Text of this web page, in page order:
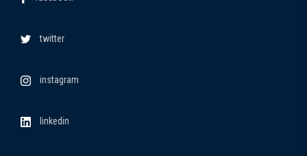
twitter
instagram
linkedin